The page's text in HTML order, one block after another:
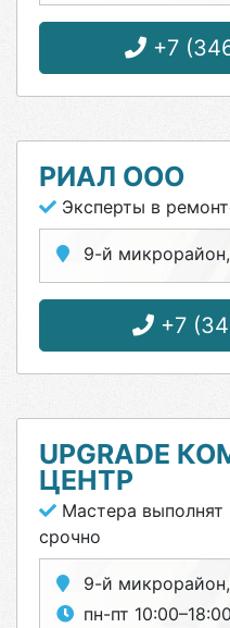
+7
РИАЛ ООО
Эксперты в
9-й
+7
UPGRADE
ЦЕНТР
Мастера выполнят
срочно
9-й
пн-пт